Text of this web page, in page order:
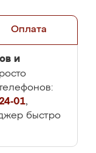
Оплата
и
01,
быстро